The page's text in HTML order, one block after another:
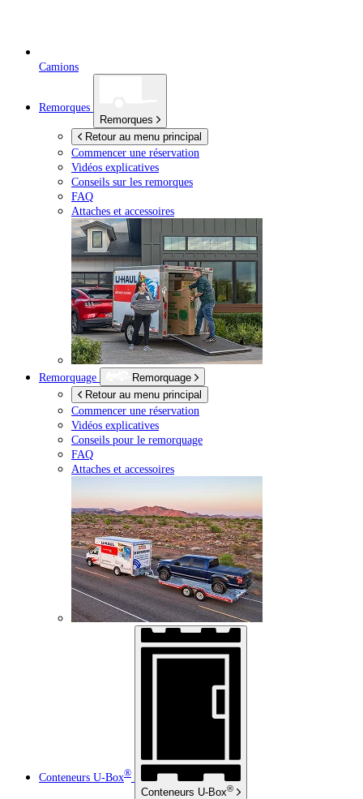
Camions
Remorques
Remorques
Retour au menu principal
Commencer une réservation
Vidéos explicatives
Conseils sur les remorques
FAQ
Attaches et accessoires
Remorquage
Remorquage
Retour au menu principal
Commencer une réservation
Vidéos explicatives
Conseils pour le remorquage
FAQ
Attaches et accessoires
Conteneurs U-Box®
Conteneurs U-Box®